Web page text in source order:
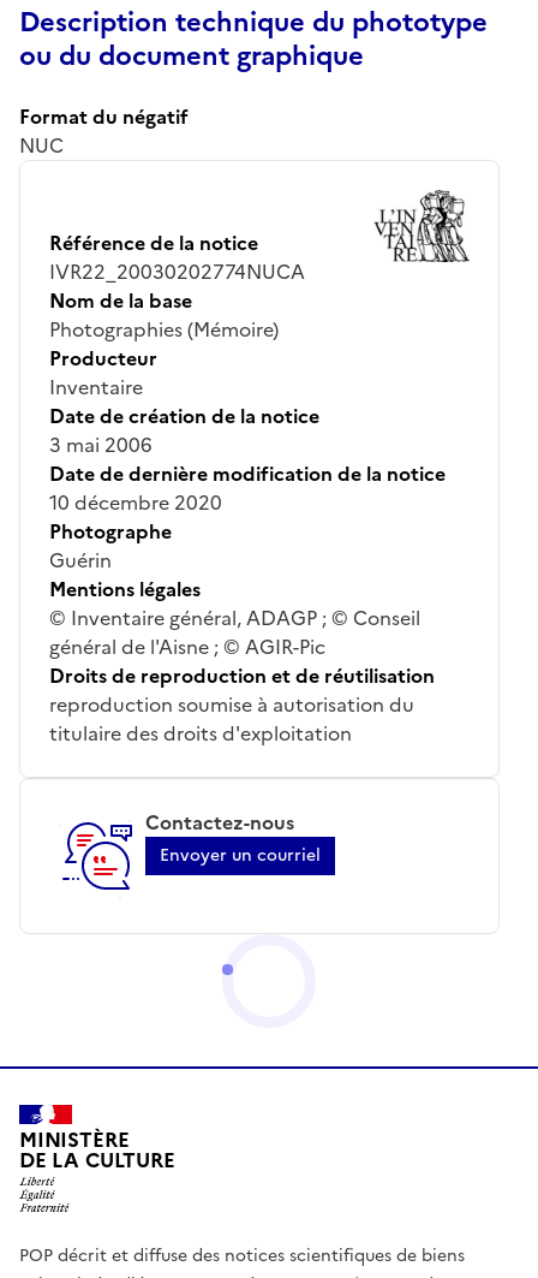
Description technique du phototype
ou du document graphique
Format du négatif
NUC
Référence de la notice
IVR22_20030202774NUCA
Nom de la base
Photographies (Mémoire)
Producteur
Inventaire
Date de création de la notice
3 mai 2006
Date de dernière modification de la notice
10 décembre 2020
Photographe
Guérin
Mentions légales
© Inventaire général, ADAGP ; © Conseil
général de l'Aisne ; © AGIR-Pic
Droits de reproduction et de réutilisation
reproduction soumise à autorisation du
titulaire des droits d'exploitation
Contactez-nous
Envoyer un courriel
MINISTÈRE
DE LA CULTURE
POP décrit et diffuse des notices scientifiques de biens